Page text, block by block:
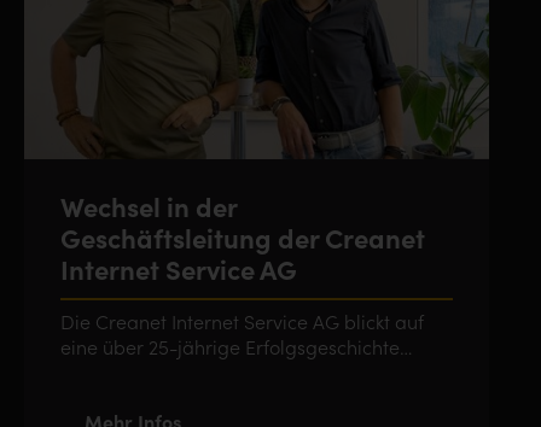
Wechsel in der
Geschäftsleitung der Creanet
Internet Service AG
Die Creanet Internet Service AG blickt auf
eine über 25-jährige Erfolgsgeschichte